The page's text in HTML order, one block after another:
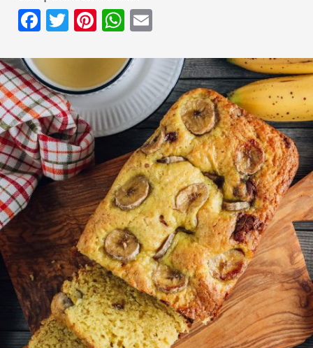
Facebook
TwitterPinterest
WhatsApp